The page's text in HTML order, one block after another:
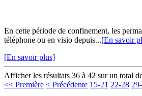
En cette période de confinement, les
téléphone ou en visio depuis...[En savoir
[En savoir plus]
Afficher les résultats 36 à 42 sur un total
<< Première < Précédente 15-21 22-28